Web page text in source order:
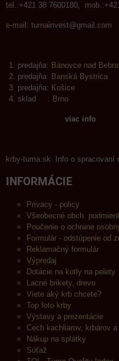
tel.:+421 38 7600180,
e-mail: tumainvest@gmail.com
predajňa: Bánovce nad
predajňa: Banská Bystrica
predajňa: Košice
sklad : Brno +420
viac info
krby-tuma.sk Info o spracovaní
INFORMÁCIE
Privacy - policy
Všeobecné obch.
Poučenie o ochrane
Formulár - odstúpenie od
Reklamačný formulár
Výpredaj
Dotácie na kotly na pelety
Lacné brikety, drevo
Viete aký krb chcete?
Top foto krby
Výstavy a prezentácie
Cech kachliarov, krbárov
Nákup na splátky
Súťaž